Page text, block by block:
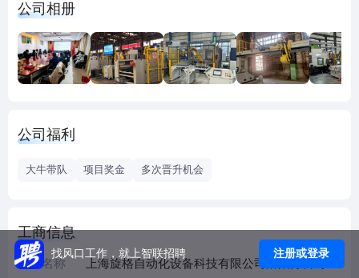
中心）进行自动化集成与柔性化改造，充分释放设备潜能。 ·
工艺优化与提升：结合丰富的行业经验，为客户提供涵盖加
工工艺优化与刀具应用方案的深度支持，实现质量、效率与
成本的整体改善。 我们交付的不仅是设备，更是完整的“交钥
为客户创造切实可见的价值。 选择旋格，即是选择了一位可
公司相册
公司福利
大牛带队 项目奖金 多次晋升机会
工商信息
企业名称 上海旋格自动化设备科技有限公司洛阳分公司
找风口工作，就上智联招聘 注册或登录